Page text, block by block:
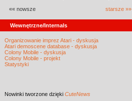
«« nowsze starsze »»
Wewnętrzne/Internals
Organizowanie imprez Atari - dyskusja
Atari demoscene database - dyskusja
Colony Mobile - dyskusja
Colony Mobile - projekt
Statystyki
Nowinki tworzone dzięki CuteNews